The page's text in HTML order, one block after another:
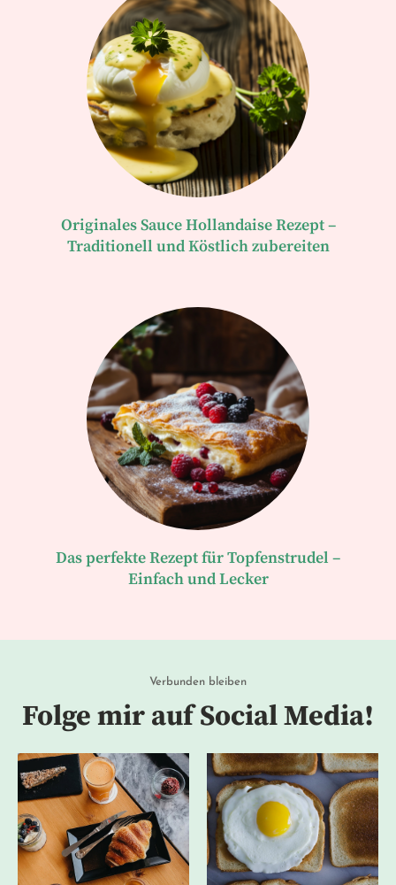
Originales Sauce Hollandaise Rezept –
Traditionell und Köstlich zubereiten
Das perfekte Rezept für Topfenstrudel –
Einfach und Lecker
Verbunden bleiben
Folge mir auf Social Media!